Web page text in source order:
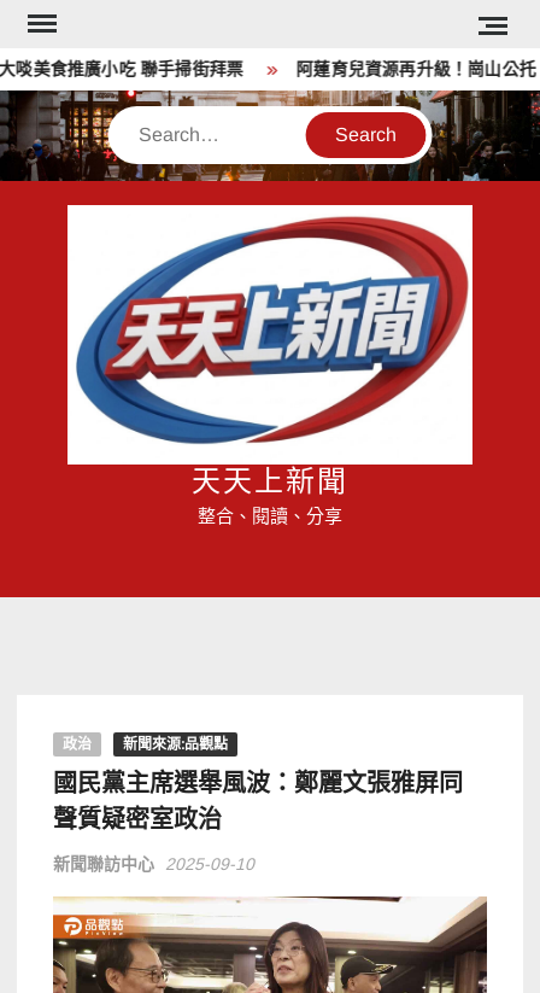
Skip
content
美食推廣小吃 聯手掃街拜票 阿蓮育兒資源再升級！崗山公托
Search
天天上新聞
整合、閱讀、分享
政治 新聞來源:品觀點
國民黨主席選舉風波：鄭麗文張雅屏同
聲質疑密室政治
新聞聯訪中心 2025-09-10